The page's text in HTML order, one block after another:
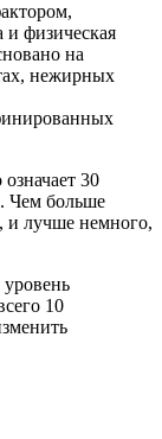
физическая
на
нежирных
30
Чем больше
и лучше немного,
10